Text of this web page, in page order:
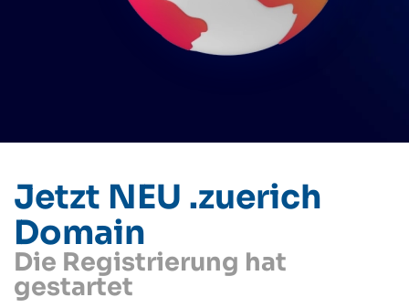
Jetzt NEU .zuerich
Domain
Die Registrierung hat
gestartet